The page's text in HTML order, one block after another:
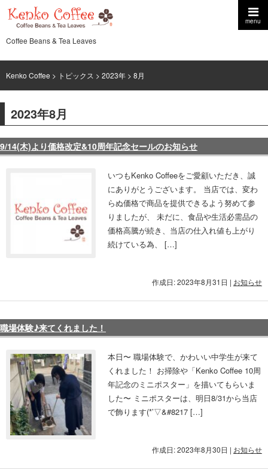
menu
Coffee Beans & Tea Leaves
Kenko Coffee > トピックス > 2023年 > 8月
2023年8月
9/14(木)より価格改定&10周年記念セールのお知らせ
いつもKenko Coffeeをご愛顧いただき、誠
にありがとうございます。 当店では、変わ
らぬ価格で商品を提供できるよう努めて参
りましたが、 未だに、食品や生活必需品の
価格高騰が続き、当店の仕入れ値も上がり
続けている為、 […]
作成日: 2023年8月31日 | お知らせ
職場体験♪来てくれました！
本日〜 職場体験で、かわいい中学生が来て
くれました！ お掃除や「Kenko Coffee 10周
年記念のミニポスター」を描いてもらいま
した〜 ミニポスターは、明日8/31から当店
で飾ります(*’▽&#8217 […]
作成日: 2023年8月30日 | お知らせ